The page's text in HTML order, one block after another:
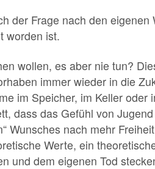
der Frage nach den eigenen
worden ist.
wollen, es aber nie tun?
immer wieder in die
im Speicher, im Keller oder
dass das Gefühl von
Wunsches nach mehr
Werte, ein
und dem eigenen Tod